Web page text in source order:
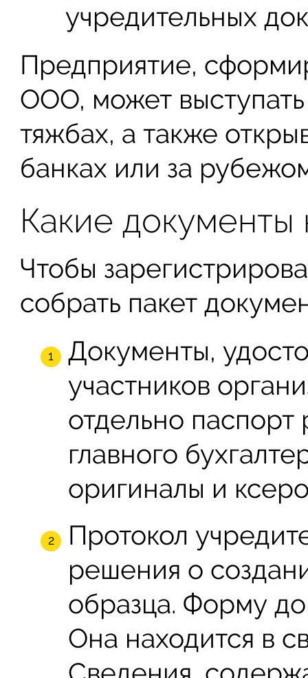
учредительных
Предприятие,
ООО, может
тяжбах, а также
банках или за
Какие
Чтобы
собрать пакет
Документы,
участников
отдельно
главного
оригиналы и
Протокол
решения о
образца. Форму
Она находится в